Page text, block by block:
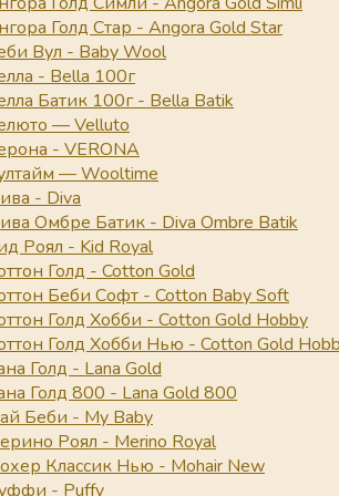
Голд Стар - Angora Gold Star
Вул - Baby Wool
- Bella 100г
Батик 100г - Bella Batik
— Velluto
- VERONA
— Wooltime
- Diva
Омбре Батик - Diva Ombre Batik
Роял - Kid Royal
Голд - Cotton Gold
Беби Софт - Cotton Baby Soft
Голд Хобби - Cotton Gold Hobby
Голд Хобби Нью - Cotton Gold
Голд - Lana Gold
Голд 800 - Lana Gold 800
Беби - My Baby
Роял - Merino Royal
Классик Нью - Mohair New
- Puffy